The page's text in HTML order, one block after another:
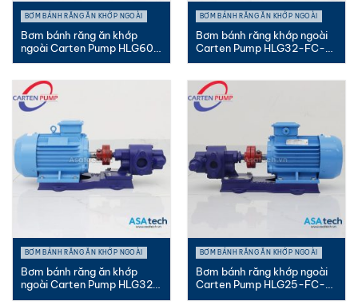
BƠM BÁNH RĂNG ĂN KHỚP NGOÀI
Bơm bánh răng ăn khớp
ngoài Carten Pump HLG60-
SUS-...
BƠM BÁNH RĂNG ĂN KHỚP NGOÀI
Bơm bánh răng khớp ngoài
Carten Pump HLG32-FC-
PK |...
BƠM BÁNH RĂNG ĂN KHỚP NGOÀI
Bơm bánh răng ăn khớp
ngoài Carten Pump HLG32-
FC-M...
BƠM BÁNH RĂNG ĂN KHỚP NGOÀI
Bơm bánh răng khớp ngoài
Carten Pump HLG25-FC-
PK |...